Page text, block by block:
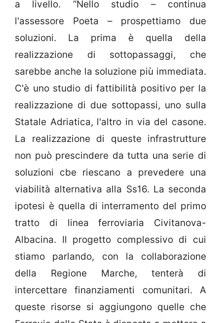
a livello. “Nello studio – continua
l'assessore Poeta – prospettiamo due
soluzioni. La prima è quella della
realizzazione di sottopassaggi, che
sarebbe anche la soluzione più immediata.
C'è uno studio di fattibilità positivo per la
realizzazione di due sottopassi, uno sulla
Statale Adriatica, l'altro in via del casone.
La realizzazione di queste infrastrutture
non può prescindere da tutta una serie di
soluzioni cbe riescano a prevedere una
viabilità alternativa alla Ss16. La seconda
ipotesi è quella di interramento del primo
tratto di linea ferroviaria Civitanova-
Albacina. Il progetto complessivo di cui
stiamo parlando, con la collaborazione
della Regione Marche, tenterà di
intercettare finanziamenti comunitari. A
queste risorse si aggiungono quelle che